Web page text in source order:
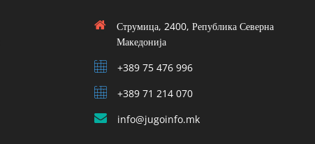
Струмица, 2400, Република Северна
Македонија
+389 75 476 996
+389 71 214 070
info@jugoinfo.mk